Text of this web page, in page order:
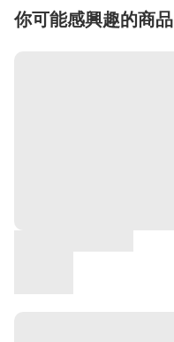
你可能感興趣的商品